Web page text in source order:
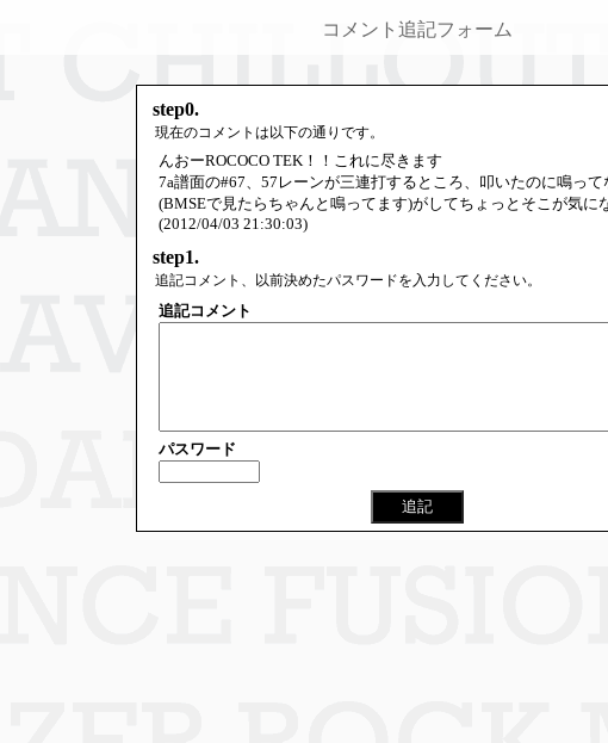
コメント追記フォーム
step0.
現在のコメントは以下の通りです。
んおーROCOCO TEK！！これに尽きます
7a譜面の#67、57レーンが三連打するところ、叩いたのに鳴って
(BMSEで見たらちゃんと鳴ってます)がしてちょっとそこが気に
(2012/04/03 21:30:03)
step1.
追記コメント、以前決めたパスワードを入力してください。
追記コメント
パスワード
追記